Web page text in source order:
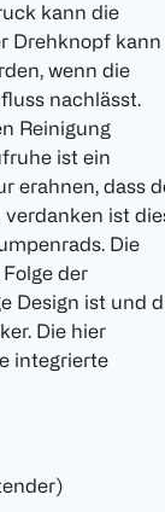
kann die
Drehknopf kann
wenn die
nachlässt.
Reinigung
ist ein
erahnen, dass
verdanken ist
Die
der
Design ist und
Die hier
integrierte